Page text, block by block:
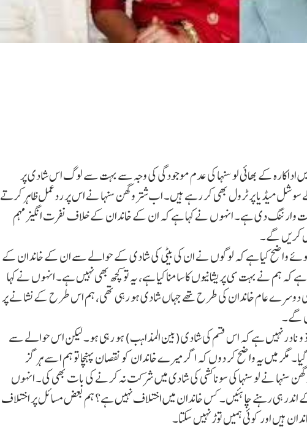
میں اداکارہ کے بھائی لو سنہا کی عدم موجودگی کی وجہ سے بہت سے لوگ اس شادی پر
میڈیا پر ٹرول بھی کر رہے ہیں۔ اب شتروگھن سنہا نے اس پر ردعمل ظاہر کرتے
وارننگ دی ہے۔ انہوں نے کہا ہے کہ ان کے خاندان کے خلاف نفرت انگیز مہم
کریں گے۔
ہوئے واضح کیا ہے کہ لوگوں نے ان کی بیٹی کی شادی کے حوالے سے ان کے خاندان کے
کہ ہم نے بہت سی پریشانیوں کا سامنا کیا ہے، یہ تو کچھ بھی نہیں ہے۔ انہوں نے کہا
دوسرے عام خاندان کی طرح تھے جہاں شادی ہو رہی تھی، ہم اس طرح کے نشانے پر
گے۔
شاذ و نادر نہیں ہے کہ اس قسم کی شادی (بین المذاہب) ہو رہی ہو۔ لیکن اس حوالے سے
گیا۔ مگر میں یہ واضح کر دوں کہ اگر میرے خاندان کو نقصان پہنچا تو ہم اسے ہرگز
سنہا نے لو سنہا کی سوناکشی کی شادی میں شرکت نہ کرنے کی بات بھی کی۔ انہوں
اندر ہی رہنے چاہئیں۔ کس خاندان میں اختلاف نہیں ہے؟ ہم بعض مسائل پر اختلاف
ہیں اور کوئی ہمیں توڑ نہیں سکتا۔